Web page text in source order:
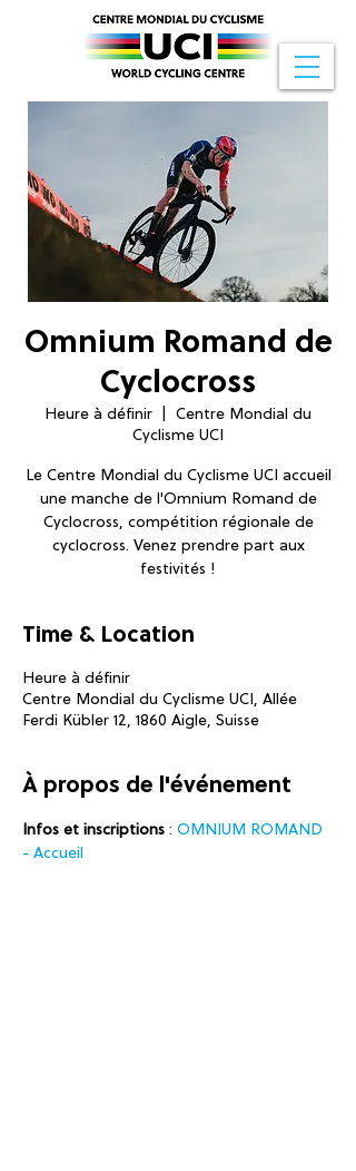
Omnium Romand de
Cyclocross
Heure à définir
Centre Mondial du
Cyclisme UCI
Le Centre Mondial du Cyclisme UCI accueil
une manche de l'Omnium Romand de
Cyclocross, compétition régionale de
cyclocross. Venez prendre part aux
festivités !
Time & Location
Heure à définir
Centre Mondial du Cyclisme UCI, Allée
Ferdi Kübler 12, 1860 Aigle, Suisse
À propos de l'événement
Infos et inscriptions : OMNIUM ROMAND
- Accueil